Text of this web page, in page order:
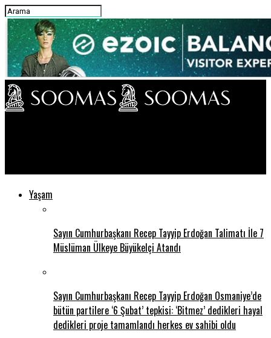
Yaşam
Sayın Cumhurbaşkanı Recep Tayyip Erdoğan Talimatı İle 7
Müslüman Ülkeye Büyükelçi Atandı
Sayın Cumhurbaşkanı Recep Tayyip Erdoğan Osmaniye’de
bütün partilere ‘6 Şubat’ tepkisi: ‘Bitmez’ dedikleri hayal
dedikleri proje tamamlandı herkes ev sahibi oldu